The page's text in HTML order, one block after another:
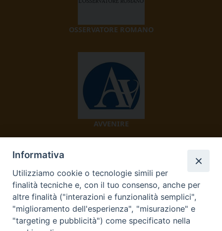
OSSERVATORE ROMANO
AVVENIRE
TV 2000
Informativa
Utilizziamo cookie o tecnologie simili per
finalità tecniche e, con il tuo consenso, anche per
altre finalità ("interazioni e funzionalità semplici",
"miglioramento dell'esperienza", "misurazione" e
"targeting e pubblicità") come specificato nella